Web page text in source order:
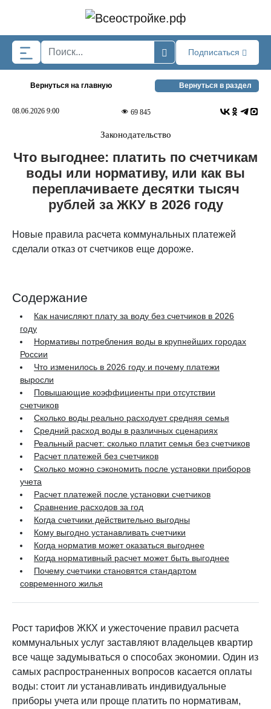
Подписаться
Вернуться на главную Вернуться в раздел
08.06.2026 9:00 69 845
Законодательство
Что выгоднее: платить по счетчикам
воды или нормативу, или как вы
переплачиваете десятки тысяч
рублей за ЖКУ в 2026 году
Новые правила расчета коммунальных платежей
сделали отказ от счетчиков еще дороже.
Содержание
Как начисляют плату за воду без счетчиков в 2026
году
Нормативы потребления воды в крупнейших городах
России
Что изменилось в 2026 году и почему платежи
выросли
Повышающие коэффициенты при отсутствии
счетчиков
Сколько воды реально расходует средняя семья
Средний расход воды в различных сценариях
Реальный расчет: сколько платит семья без счетчиков
Расчет платежей без счетчиков
Сколько можно сэкономить после установки приборов
учета
Расчет платежей после установки счетчиков
Сравнение расходов за год
Когда счетчики действительно выгодны
Кому выгодно устанавливать счетчики
Когда норматив может оказаться выгоднее
Когда нормативный расчет может быть выгоднее
Почему счетчики становятся стандартом
современного жилья
Рост тарифов ЖКХ и ужесточение правил расчета
коммунальных услуг заставляют владельцев квартир
все чаще задумываться о способах экономии. Один из
самых распространенных вопросов касается оплаты
воды: стоит ли устанавливать индивидуальные
приборы учета или проще платить по нормативам,